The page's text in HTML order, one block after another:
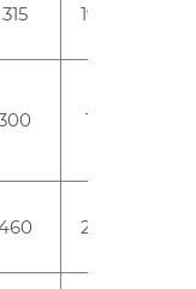
315 195,5
190
217,3